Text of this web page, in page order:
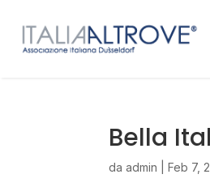
Bella
daadmin |Feb 7,